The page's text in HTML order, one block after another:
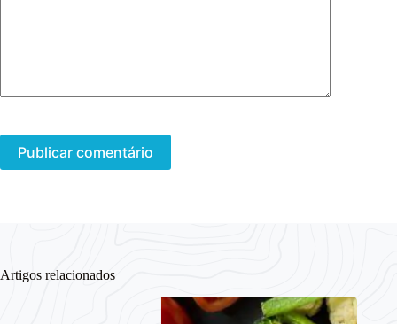
Publicar comentário
Artigos relacionados